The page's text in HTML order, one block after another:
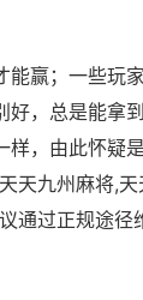
能赢；一些玩
好，总是能拿
样，由此怀疑
天九州麻将,
通过正规途径